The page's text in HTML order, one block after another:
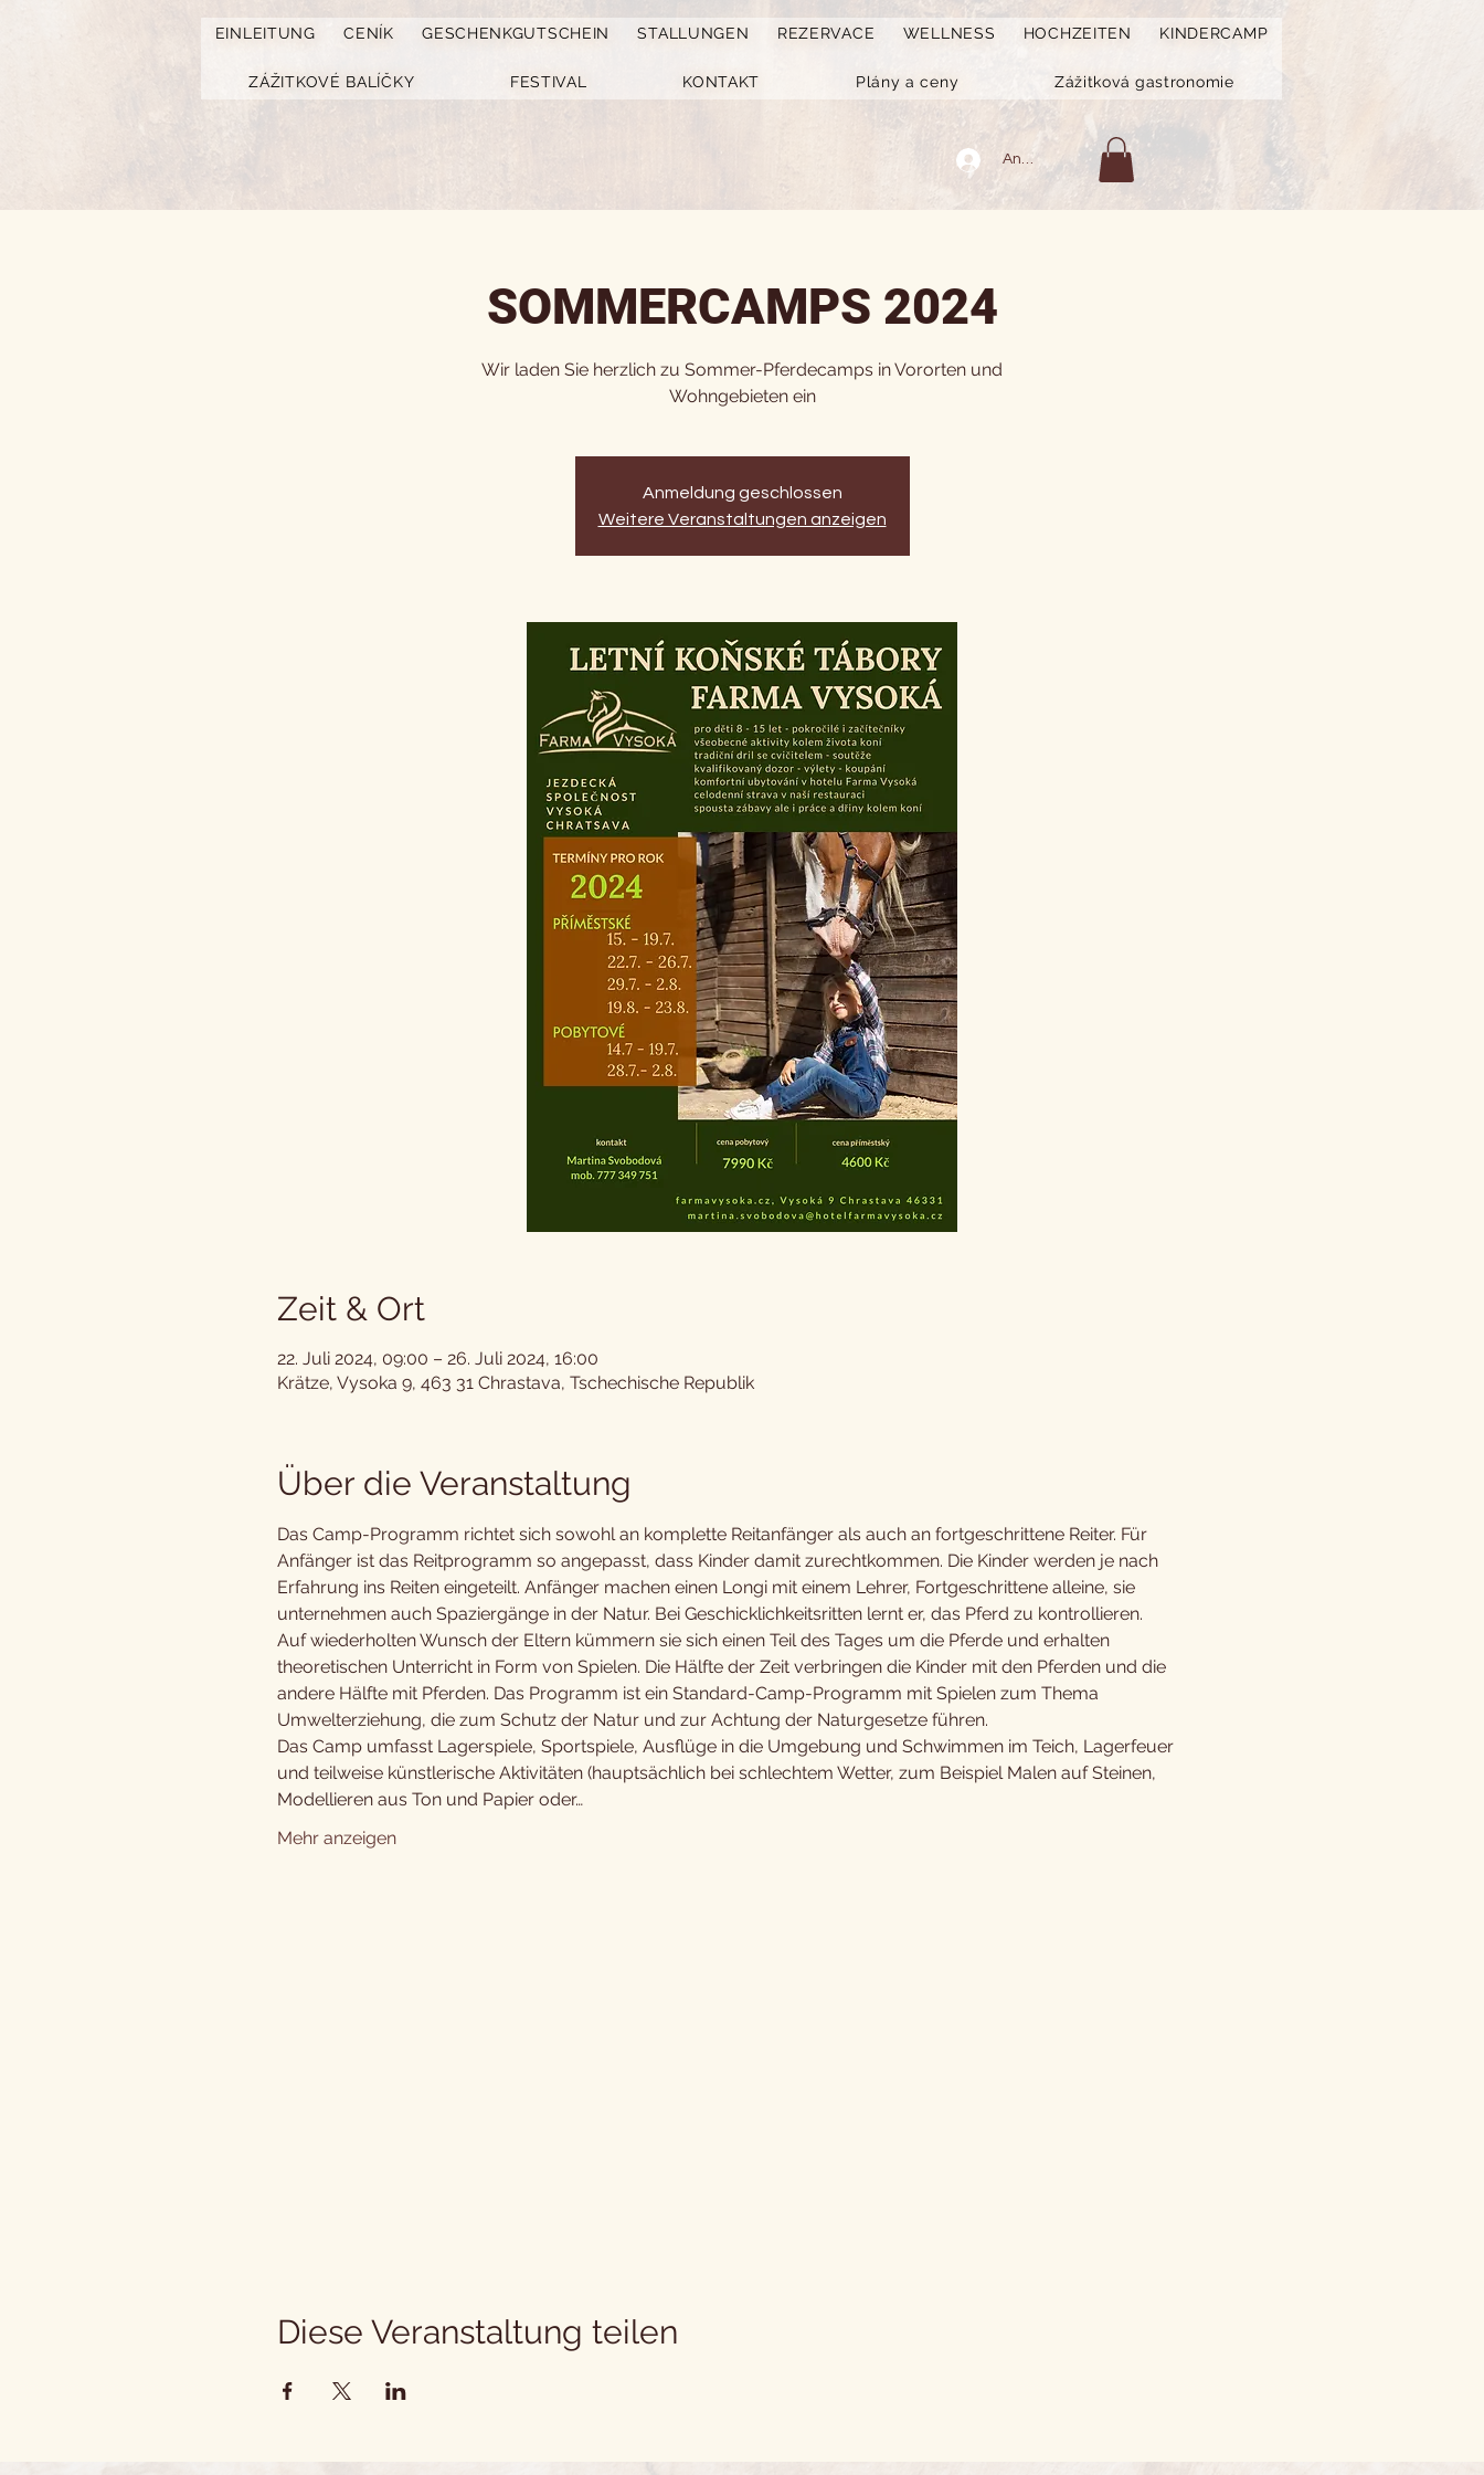
EINLEITUNG CENÍK GESCHENKGUTSCHEIN STALLUNGEN REZERVACE WELLNESS HOCHZEITEN KINDERCAMP
ZÁŽITKOVÉ BALÍČKY FESTIVAL KONTAKT Plány a ceny Zážitková gastronomie
Anmelden
SOMMERCAMPS 2024
Wir laden Sie herzlich zu Sommer-Pferdecamps in Vororten und
Wohngebieten ein
Anmeldung geschlossen
Weitere Veranstaltungen anzeigen
Zeit & Ort
22. Juli 2024, 09:00 – 26. Juli 2024, 16:00
Krätze, Vysoka 9, 463 31 Chrastava, Tschechische Republik
Über die Veranstaltung
Das Camp-Programm richtet sich sowohl an komplette Reitanfänger als auch an fortgeschrittene Reiter. Für
Anfänger ist das Reitprogramm so angepasst, dass Kinder damit zurechtkommen. Die Kinder werden je nach
Erfahrung ins Reiten eingeteilt. Anfänger machen einen Longi mit einem Lehrer, Fortgeschrittene alleine, sie
unternehmen auch Spaziergänge in der Natur. Bei Geschicklichkeitsritten lernt er, das Pferd zu kontrollieren.
Auf wiederholten Wunsch der Eltern kümmern sie sich einen Teil des Tages um die Pferde und erhalten
theoretischen Unterricht in Form von Spielen. Die Hälfte der Zeit verbringen die Kinder mit den Pferden und die
andere Hälfte mit Pferden. Das Programm ist ein Standard-Camp-Programm mit Spielen zum Thema
Umwelterziehung, die zum Schutz der Natur und zur Achtung der Naturgesetze führen.
Das Camp umfasst Lagerspiele, Sportspiele, Ausflüge in die Umgebung und Schwimmen im Teich, Lagerfeuer
und teilweise künstlerische Aktivitäten (hauptsächlich bei schlechtem Wetter, zum Beispiel Malen auf Steinen,
Modellieren aus Ton und Papier oder…
Mehr anzeigen
Diese Veranstaltung teilen